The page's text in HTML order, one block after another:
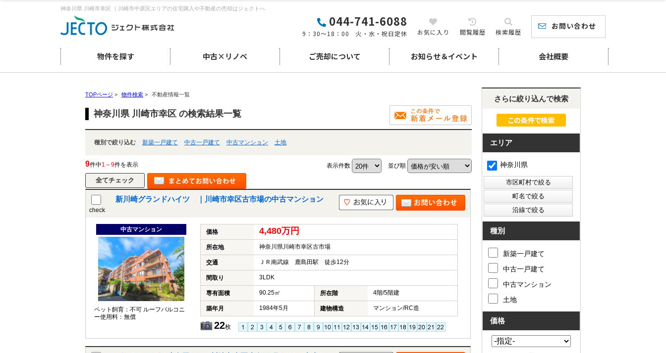
神奈川県 川崎市幸区 ｜川崎市中原区エリアの住宅購入や不動産の売却はジェクトへ
044-741-6088
9：30～18：00 火・水・祝日定休 お気に入り 閲覧履歴 検索履歴
お問い合わせ
物件を探す 中古×リノベ ご売却について お知らせ＆イベント 会社概要
TOPページ > 物件検索 > 不動産情報一覧
神奈川県 川崎市幸区 の検索結果一覧
種別で絞り込む 新築一戸建て 中古一戸建て 中古マンション 土地
9件中1～9件を表示 表示件数 並び順
check
新川崎グランドハイツ ｜川崎市幸区古市場の中古マンション
中古マンション
ペット飼育：不可 ルーフバルコニ
ー使用料：無償
価格 4,480万円
所在地 神奈川県川崎市幸区古市場
交通 ＪＲ南武線 鹿島田駅 徒歩12分
間取り 3LDK
専有面積 90.25㎡ 所在階 4階/5階建
築年月 1984年5月 建物構造 マンション/RC造
22枚
さらに絞り込んで検索
エリア
神奈川県
種別
新築一戸建て
中古一戸建て
中古マンション
土地
価格